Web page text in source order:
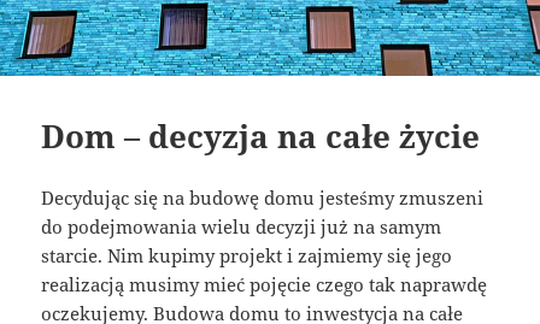
Dom – decyzja na całe życie
Decydując się na budowę domu jesteśmy zmuszeni
do podejmowania wielu decyzji już na samym
starcie. Nim kupimy projekt i zajmiemy się jego
realizacją musimy mieć pojęcie czego tak naprawdę
oczekujemy. Budowa domu to inwestycja na całe